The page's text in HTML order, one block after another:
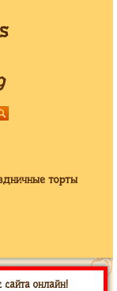
торты
онлайн!